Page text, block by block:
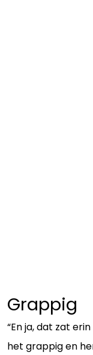
Grappig
“En ja, dat zat
het grappig en